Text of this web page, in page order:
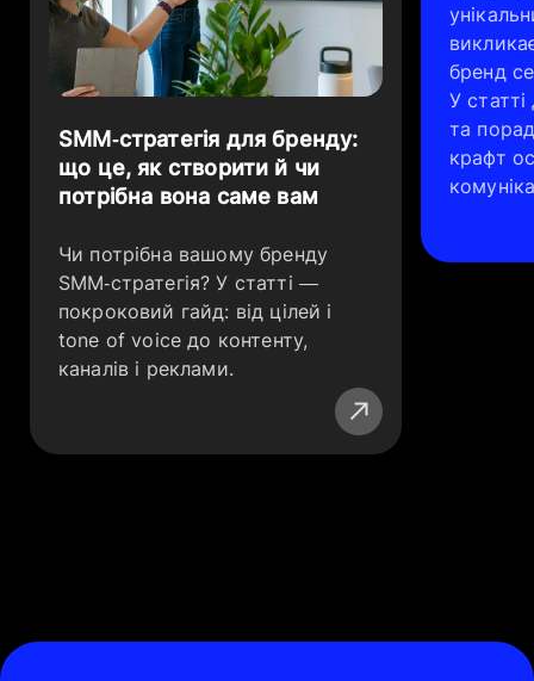
SMM‑стратегія для бренду:
що це, як створити й чи
потрібна вона саме вам
Чи потрібна вашому бренду
SMM‑стратегія? У статті —
покроковий гайд: від цілей і
tone of voice до контенту,
каналів і реклами.
бренд
У
та
крафт